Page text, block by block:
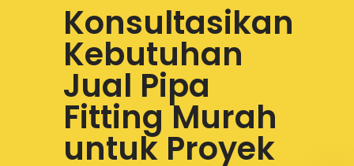
Konsultasikan
Kebutuhan
Jual Pipa
Fitting Murah
untuk Proyek